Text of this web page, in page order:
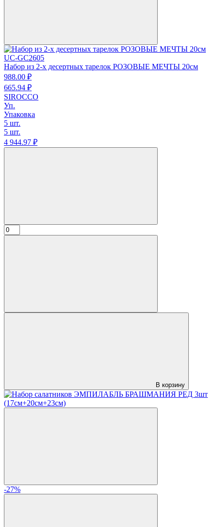
UC-GC2605
Набор из 2-х десертных тарелок РОЗОВЫЕ МЕЧТЫ 20см
988.00 ₽
665.94 ₽
SIROCCO
Уп.
Упаковка
5 шт.
5 шт.
4 944.97 ₽
В корзину
-27%